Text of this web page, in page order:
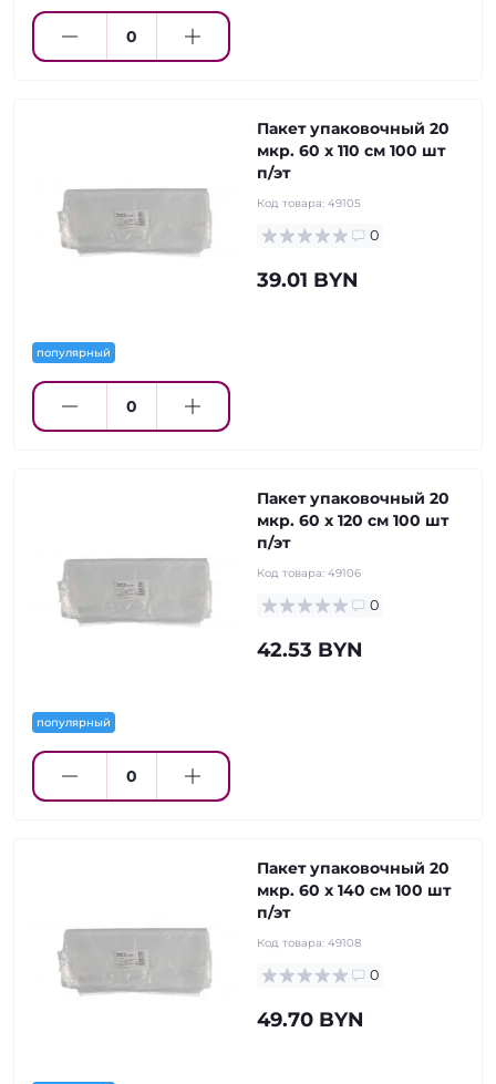
популярный
Пакет упаковочный 20
мкр. 60 х 110 см 100 шт
п/эт
Код товара: 49105
0
39.01 BYN
популярный
Пакет упаковочный 20
мкр. 60 х 120 см 100 шт
п/эт
Код товара: 49106
0
42.53 BYN
Пакет упаковочный 20
мкр. 60 х 140 см 100 шт
п/эт
Код товара: 49108
0
49.70 BYN